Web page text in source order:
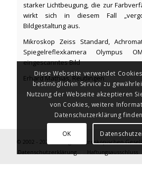
starker Lichtbeugung, die zur
wirkt sich in diesem Fall
Bildgestaltung aus.
Mikroskop Zeiss Standard,
Spiegelreflexkamera Olympus
eingescanntes Bild
Erhard Mathias, Reutlingen
© 2002 - 2026 Tübinger Mikroskopischen
Datenschutzerklärung
Haftungsausschluss
Diese Webseite verwendet
bestmöglichen Service zu
Nutzung der Webseite akzeptieren
von Cookies, weitere
Datenschutzerklärung
OK